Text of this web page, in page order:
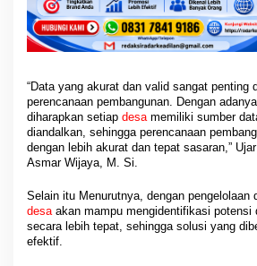
“Data yang akurat dan valid sangat penting
perencanaan pembangunan. Dengan adanya
diharapkan setiap desa memiliki sumber
diandalkan, sehingga perencanaan
dengan lebih akurat dan tepat sasaran,” Ujar
Asmar Wijaya, M. Si.
Selain itu Menurutnya, dengan pengelolaan
desa akan mampu mengidentifikasi potensi
secara lebih tepat, sehingga solusi yang
efektif.